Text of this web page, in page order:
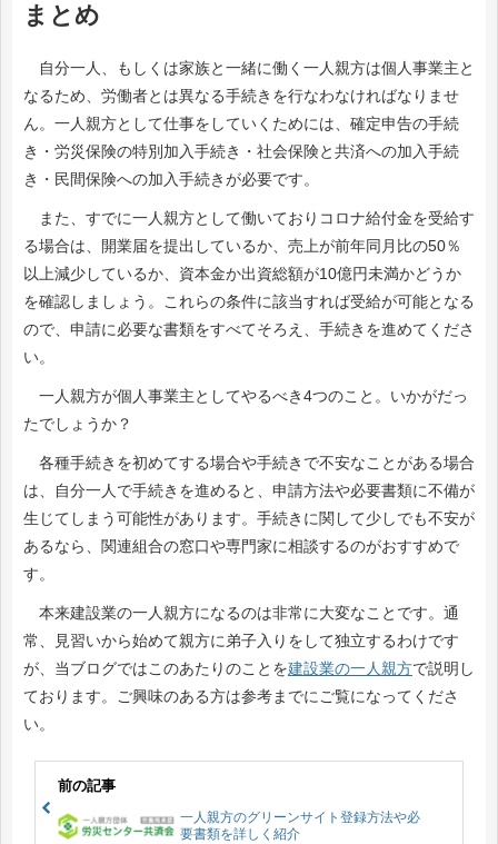
まとめ
自分一人、もしくは家族と一緒に働く一人親方は個人事業主と
なるため、労働者とは異なる手続きを行なわなければなりませ
ん。一人親方として仕事をしていくためには、確定申告の手続
き・労災保険の特別加入手続き・社会保険と共済への加入手続
き・民間保険への加入手続きが必要です。
また、すでに一人親方として働いておりコロナ給付金を受給す
る場合は、開業届を提出しているか、売上が前年同月比の50％
以上減少しているか、資本金か出資総額が10億円未満かどうか
を確認しましょう。これらの条件に該当すれば受給が可能となる
ので、申請に必要な書類をすべてそろえ、手続きを進めてくださ
い。
一人親方が個人事業主としてやるべき4つのこと。いかがだっ
たでしょうか？
各種手続きを初めてする場合や手続きで不安なことがある場合
は、自分一人で手続きを進めると、申請方法や必要書類に不備が
生じてしまう可能性があります。手続きに関して少しでも不安が
あるなら、関連組合の窓口や専門家に相談するのがおすすめで
す。
本来建設業の一人親方になるのは非常に大変なことです。通
常、見習いから始めて親方に弟子入りをして独立するわけです
が、当ブログではこのあたりのことを建設業の一人親方で説明し
ております。ご興味のある方は参考までにご覧になってくださ
い。
前の記事
一人親方のグリーンサイト登録方法や必
要書類を詳しく紹介